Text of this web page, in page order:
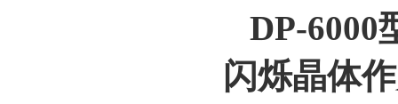
DP-6000
闪烁晶体